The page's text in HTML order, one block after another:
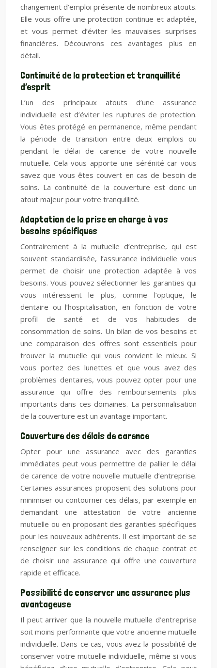
changement d’emploi présente de nombreux atouts.
Elle vous offre une protection continue et adaptée,
et vous permet d’éviter les mauvaises surprises
financières. Découvrons ces avantages plus en
détail.
Continuité de la protection et tranquillité
d’esprit
L’un des principaux atouts d’une assurance
individuelle est d’éviter les ruptures de protection.
Vous êtes protégé en permanence, même pendant
la période de transition entre deux emplois ou
pendant le délai de carence de votre nouvelle
mutuelle. Cela vous apporte une sérénité car vous
savez que vous êtes couvert en cas de besoin de
soins. La continuité de la couverture est donc un
atout majeur pour votre tranquillité.
Adaptation de la prise en charge à vos
besoins spécifiques
Contrairement à la mutuelle d’entreprise, qui est
souvent standardisée, l’assurance individuelle vous
permet de choisir une protection adaptée à vos
besoins. Vous pouvez sélectionner les garanties qui
vous intéressent le plus, comme l’optique, le
dentaire ou l’hospitalisation, en fonction de votre
profil de santé et de vos habitudes de
consommation de soins. Un bilan de vos besoins et
une comparaison des offres sont essentiels pour
trouver la mutuelle qui vous convient le mieux. Si
vous portez des lunettes et que vous avez des
problèmes dentaires, vous pouvez opter pour une
assurance qui offre des remboursements plus
importants dans ces domaines. La personnalisation
de la couverture est un avantage important.
Couverture des délais de carence
Opter pour une assurance avec des garanties
immédiates peut vous permettre de pallier le délai
de carence de votre nouvelle mutuelle d’entreprise.
Certaines assurances proposent des solutions pour
minimiser ou contourner ces délais, par exemple en
demandant une attestation de votre ancienne
mutuelle ou en proposant des garanties spécifiques
pour les nouveaux adhérents. Il est important de se
renseigner sur les conditions de chaque contrat et
de choisir une assurance qui offre une couverture
rapide et efficace.
Possibilité de conserver une assurance plus
avantageuse
Il peut arriver que la nouvelle mutuelle d’entreprise
soit moins performante que votre ancienne mutuelle
individuelle. Dans ce cas, vous avez la possibilité de
conserver votre mutuelle individuelle, même si vous